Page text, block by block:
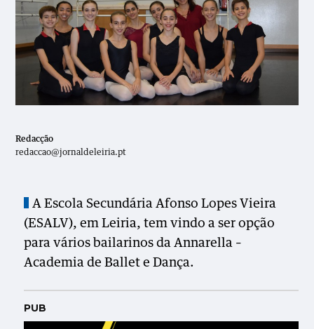
Redacção
redaccao@jornaldeleiria.pt
A Escola Secundária Afonso Lopes Vieira
(ESALV), em Leiria, tem vindo a ser opção
para vários bailarinos da Annarella –
Academia de Ballet e Dança.
PUB